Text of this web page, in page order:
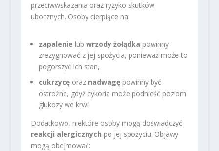
przeciwwskazania oraz ryzyko skutków
ubocznych. Osoby cierpiące na:
zapalenie lub wrzody żołądka powinny
zrezygnować z jej spożycia, ponieważ może to
pogorszyć ich stan,
cukrzycęoraz nadwagępowinny być
ostrożne, gdyż cykoria może podnieść poziom
glukozy we krwi.
Dodatkowo, niektóre osoby mogą doświadczyć
reakcji alergicznych po jej spożyciu. Objawy
mogą obejmować: